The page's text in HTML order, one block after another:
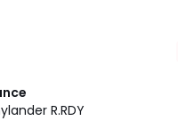
R.RDY